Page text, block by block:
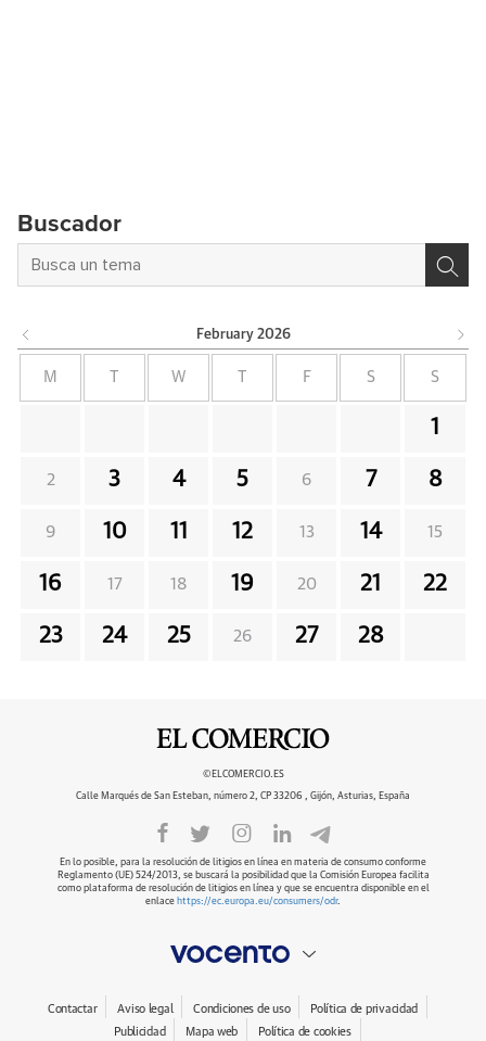
Buscador
February 2026
M W F S S
1
2 3 4 5 6 7 8
9 10 11 12 13 14 15
16 17 18 19 20 21 22
23 24 25 26 27 28
©ELCOMERCIO.ES
Calle Marqués de San Esteban, número 2, CP 33206 , Gijón, Asturias, España
En lo posible, para la resolución de litigios en línea en materia de consumo conforme
Reglamento (UE) 524/2013, se buscará la posibilidad que la Comisión Europea facilita
como plataforma de resolución de litigios en línea y que se encuentra disponible en el
enlace https://ec.europa.eu/consumers/odr.
Contactar Aviso legal Condiciones de uso
Política de privacidad
Publicidad
Mapa web Política de cookies